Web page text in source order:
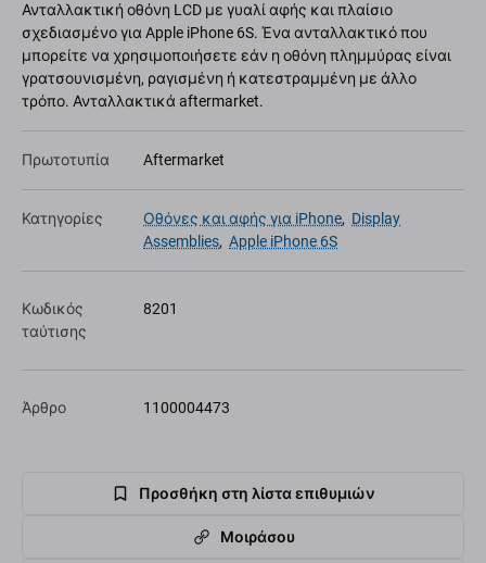
Ανταλλακτική οθόνη LCD με γυαλί αφής και πλαίσιο
σχεδιασμένο για Apple iPhone 6S. Ένα ανταλλακτικό που
μπορείτε να χρησιμοποιήσετε εάν η οθόνη πλημμύρας είναι
γρατσουνισμένη, ραγισμένη ή κατεστραμμένη με άλλο
τρόπο. Ανταλλακτικά aftermarket.
Πρωτοτυπία Aftermarket
Κατηγορίες Οθόνες και αφής για iPhone, Display
Assemblies, Apple iPhone 6S
Κωδικός
ταύτισης
8201
Άρθρο 1100004473
Προσθήκη στη λίστα επιθυμιών
Μοιράσου